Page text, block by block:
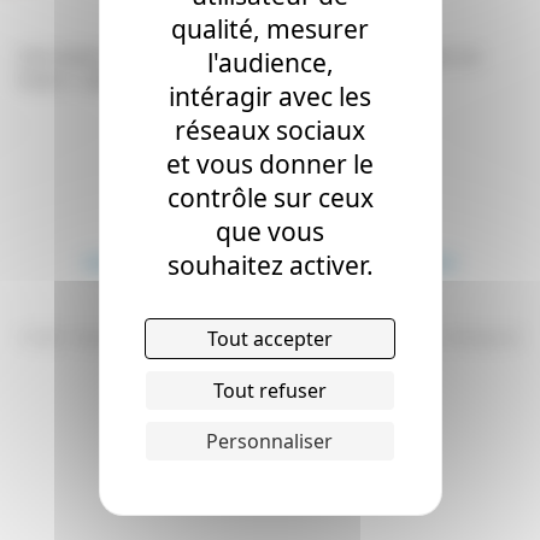
Une seule consigne : « Tous les emballages et papiers se
trient ». Dans le cadre de notre engagement en…
Pagination
des
publications
Page
1 Page
2Suivant
>
Mentions légales-Politique de confidentialité
smd3.fr/Plan du site/
confidentialité/Gestion des cookies
qualité, mesurer
l'audience,
intéragir avec les
réseaux sociaux
et vous donner le
contrôle sur ceux
que vous
souhaitez activer.
Tout accepter
Tout refuser
Personnaliser